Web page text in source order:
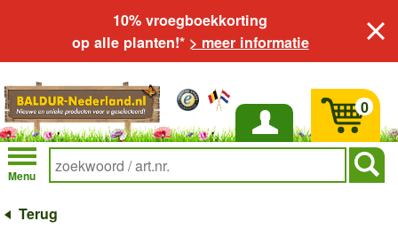
10% vroegboekkorting
op alle planten!* > meer informatie
Inloggen
Menu
0
Terug